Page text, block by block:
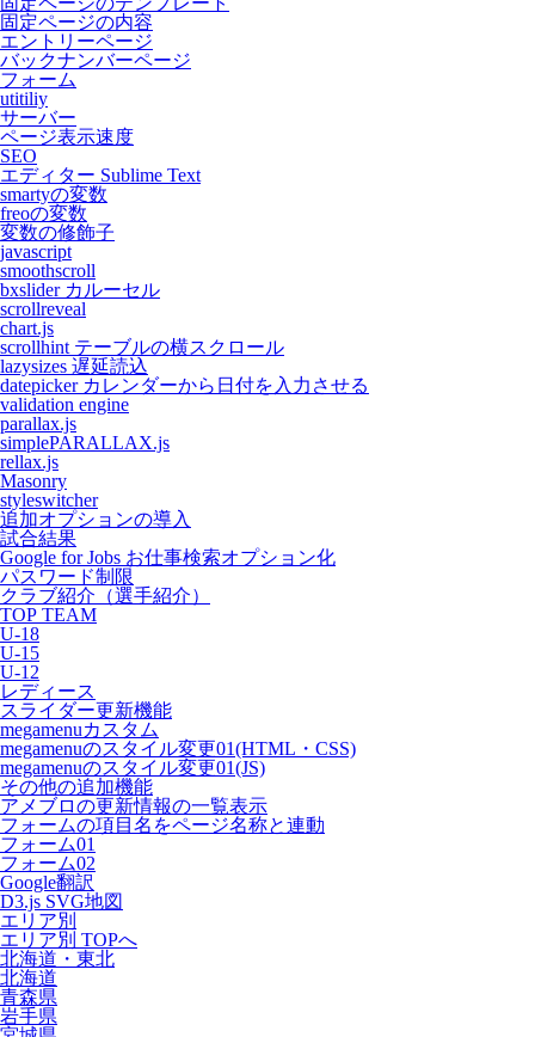
固定ページの内容
エントリーページ
バックナンバーページ
フォーム
utitiliy
サーバー
ページ表示速度
SEO
エディター Sublime Text
smartyの変数
freoの変数
変数の修飾子
javascript
smoothscroll
bxslider カルーセル
scrollreveal
chart.js
scrollhint テーブルの横スクロール
lazysizes 遅延読込
datepicker カレンダーから日付を入力させる
validation engine
parallax.js
simplePARALLAX.js
rellax.js
Masonry
styleswitcher
追加オプションの導入
試合結果
Google for Jobs お仕事検索オプション化
パスワード制限
クラブ紹介（選手紹介）
TOP TEAM
U-18
U-15
U-12
レディース
スライダー更新機能
megamenuカスタム
megamenuのスタイル変更01(HTML・CSS)
megamenuのスタイル変更01(JS)
その他の追加機能
アメブロの更新情報の一覧表示
フォームの項目名をページ名称と連動
フォーム01
フォーム02
Google翻訳
D3.js SVG地図
エリア別
エリア別 TOPへ
北海道・東北
北海道
青森県
岩手県